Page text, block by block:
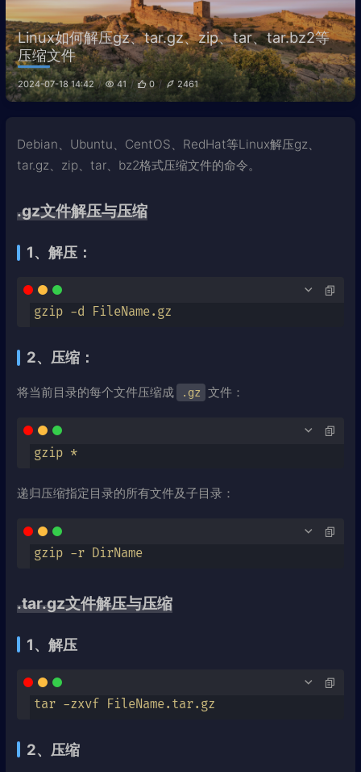
Linux如何解压gz、tar.gz、zip、tar、tar.bz2等
压缩文件
2024-07-18 14:42 41 0 2461
Debian、Ubuntu、CentOS、RedHat等Linux解压gz、
tar.gz、zip、tar、bz2格式压缩文件的命令。
.gz文件解压与压缩
1、解压：
gzip -d FileName.gz
2、压缩：
将当前目录的每个文件压缩成 .gz 文件：
gzip *
递归压缩指定目录的所有文件及子目录：
gzip -r DirName
.tar.gz文件解压与压缩
1、解压
tar -zxvf FileName.tar.gz
2、压缩